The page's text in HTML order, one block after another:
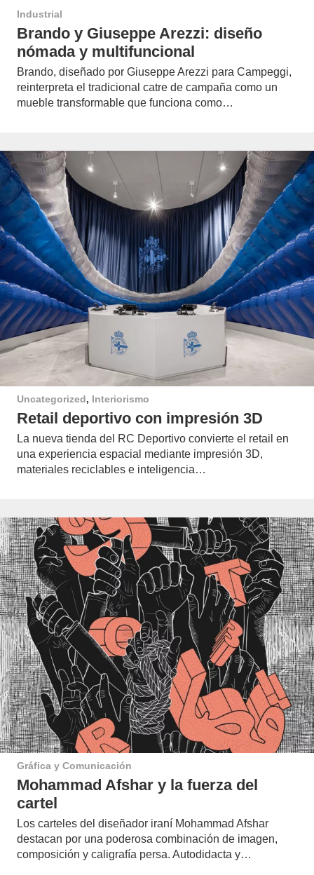
Industrial
Brando y Giuseppe Arezzi: diseño
nómada y multifuncional
Brando, diseñado por Giuseppe Arezzi para Campeggi,
reinterpreta el tradicional catre de campaña como un
mueble transformable que funciona como…
Uncategorized, Interiorismo
Retail deportivo con impresión 3D
La nueva tienda del RC Deportivo convierte el retail en
una experiencia espacial mediante impresión 3D,
materiales reciclables e inteligencia…
Gráfica y Comunicación
Mohammad Afshar y la fuerza del
cartel
Los carteles del diseñador iraní Mohammad Afshar
destacan por una poderosa combinación de imagen,
composición y caligrafía persa. Autodidacta y…